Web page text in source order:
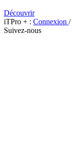
Découvrir
iTPro + : Connexion /
Suivez-nous